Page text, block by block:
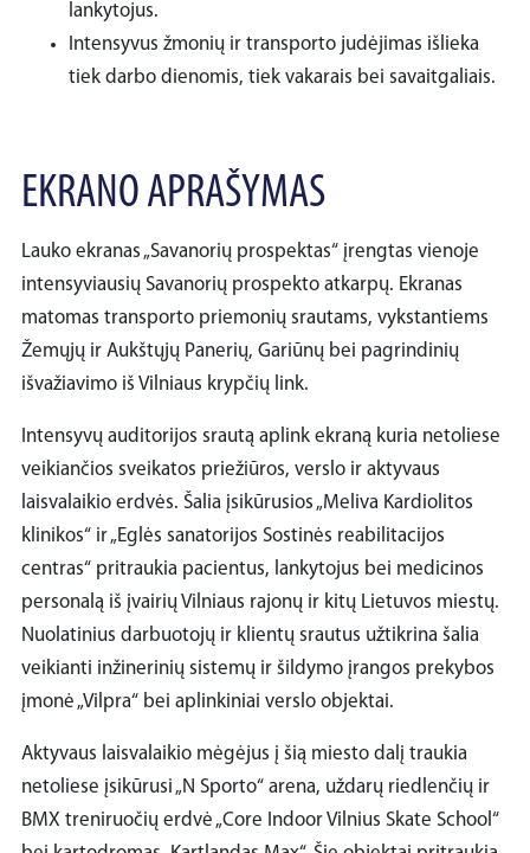
lankytojus.
Intensyvus žmonių ir transporto judėjimas išlieka
tiek darbo dienomis, tiek vakarais bei savaitgaliais.
EKRANO APRAŠYMAS
Lauko ekranas „Savanorių prospektas“ įrengtas vienoje
intensyviausių Savanorių prospekto atkarpų. Ekranas
matomas transporto priemonių srautams, vykstantiems
Žemųjų ir Aukštųjų Panerių, Gariūnų bei pagrindinių
išvažiavimo iš Vilniaus krypčių link.
Intensyvų auditorijos srautą aplink ekraną kuria netoliese
veikiančios sveikatos priežiūros, verslo ir aktyvaus
laisvalaikio erdvės. Šalia įsikūrusios „Meliva Kardiolitos
klinikos“ ir „Eglės sanatorijos Sostinės reabilitacijos
centras“ pritraukia pacientus, lankytojus bei medicinos
personalą iš įvairių Vilniaus rajonų ir kitų Lietuvos miestų.
Nuolatinius darbuotojų ir klientų srautus užtikrina šalia
veikianti inžinerinių sistemų ir šildymo įrangos prekybos
įmonė „Vilpra“ bei aplinkiniai verslo objektai.
Aktyvaus laisvalaikio mėgėjus į šią miesto dalį traukia
netoliese įsikūrusi „N Sporto“ arena, uždarų riedlenčių ir
BMX treniruočių erdvė „Core Indoor Vilnius Skate School“